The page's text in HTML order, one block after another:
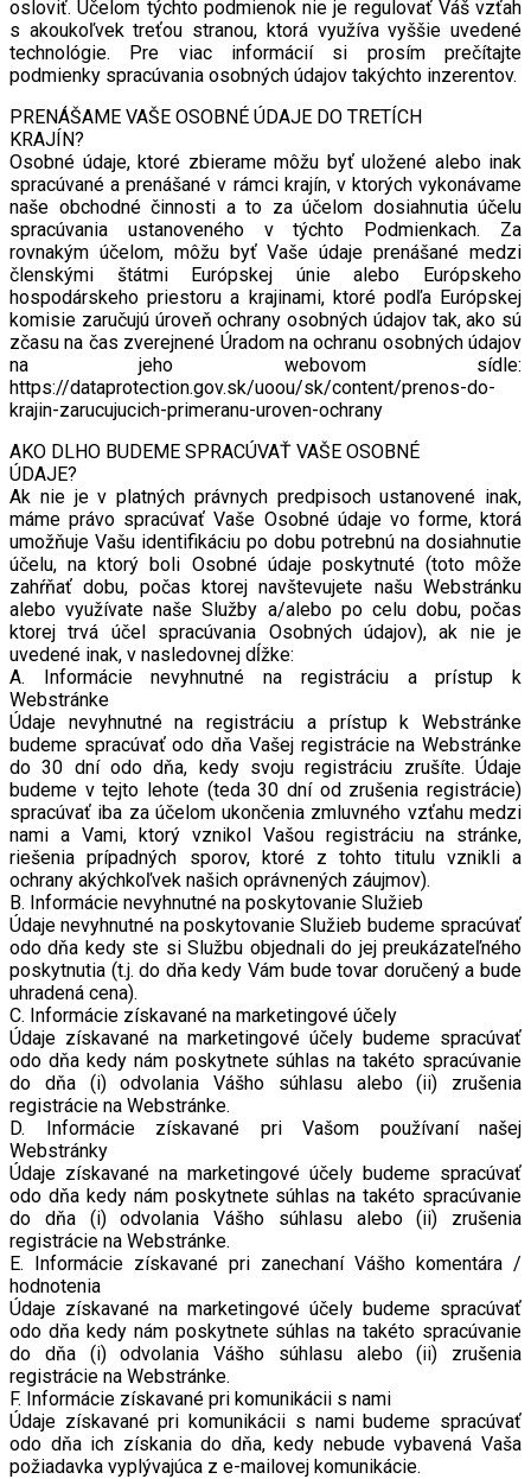
osloviť. Účelom týchto podmienok nie je regulovať Váš vzťah
s akoukoľvek treťou stranou, ktorá využíva vyššie uvedené
technológie. Pre viac informácií si prosím prečítajte
podmienky spracúvania osobných údajov takýchto inzerentov.
PRENÁŠAME VAŠE OSOBNÉ ÚDAJE DO TRETÍCH
KRAJÍN?
Osobné údaje, ktoré zbierame môžu byť uložené alebo inak
spracúvané a prenášané v rámci krajín, v ktorých vykonávame
naše obchodné činnosti a to za účelom dosiahnutia účelu
spracúvania ustanoveného v týchto Podmienkach. Za
rovnakým účelom, môžu byť Vaše údaje prenášané medzi
členskými štátmi Európskej únie alebo Európskeho
hospodárskeho priestoru a krajinami, ktoré podľa Európskej
komisie zaručujú úroveň ochrany osobných údajov tak, ako sú
zčasu na čas zverejnené Úradom na ochranu osobných údajov
na jeho webovom sídle:
https://dataprotection.gov.sk/uoou/sk/content/prenos-do-
krajin-zarucujucich-primeranu-uroven-ochrany
AKO DLHO BUDEME SPRACÚVAŤ VAŠE OSOBNÉ
ÚDAJE?
Ak nie je v platných právnych predpisoch ustanovené inak,
máme právo spracúvať Vaše Osobné údaje vo forme, ktorá
umožňuje Vašu identifikáciu po dobu potrebnú na dosiahnutie
účelu, na ktorý boli Osobné údaje poskytnuté (toto môže
zahŕňať dobu, počas ktorej navštevujete našu Webstránku
alebo využívate naše Služby a/alebo po celu dobu, počas
ktorej trvá účel spracúvania Osobných údajov), ak nie je
uvedené inak, v nasledovnej dĺžke:
A. Informácie nevyhnutné na registráciu a prístup k
Webstránke
Údaje nevyhnutné na registráciu a prístup k Webstránke
budeme spracúvať odo dňa Vašej registrácie na Webstránke
do 30 dní odo dňa, kedy svoju registráciu zrušíte. Údaje
budeme v tejto lehote (teda 30 dní od zrušenia registrácie)
spracúvať iba za účelom ukončenia zmluvného vzťahu medzi
nami a Vami, ktorý vznikol Vašou registráciu na stránke,
riešenia prípadných sporov, ktoré z tohto titulu vznikli a
ochrany akýchkoľvek našich oprávnených záujmov).
B. Informácie nevyhnutné na poskytovanie Služieb
Údaje nevyhnutné na poskytovanie Služieb budeme spracúvať
odo dňa kedy ste si Službu objednali do jej preukázateľného
poskytnutia (t.j. do dňa kedy Vám bude tovar doručený a bude
uhradená cena).
C. Informácie získavané na marketingové účely
Údaje získavané na marketingové účely budeme spracúvať
odo dňa kedy nám poskytnete súhlas na takéto spracúvanie
do dňa (i) odvolania Vášho súhlasu alebo (ii) zrušenia
registrácie na Webstránke.
D. Informácie získavané pri Vašom používaní našej
Webstránky
Údaje získavané na marketingové účely budeme spracúvať
odo dňa kedy nám poskytnete súhlas na takéto spracúvanie
do dňa (i) odvolania Vášho súhlasu alebo (ii) zrušenia
registrácie na Webstránke.
E. Informácie získavané pri zanechaní Vášho komentára /
hodnotenia
Údaje získavané na marketingové účely budeme spracúvať
odo dňa kedy nám poskytnete súhlas na takéto spracúvanie
do dňa (i) odvolania Vášho súhlasu alebo (ii) zrušenia
registrácie na Webstránke.
F. Informácie získavané pri komunikácii s nami
Údaje získavané pri komunikácii s nami budeme spracúvať
odo dňa ich získania do dňa, kedy nebude vybavená Vaša
požiadavka vyplývajúca z e-mailovej komunikácie.